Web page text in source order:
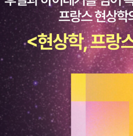
각에 비할 바 없이 강하다. 김소월의 시
설화와 새타령 등 우리의 사유로 빚어진
의 상상력을 길어올린다. 그 실천적 노
나. 이지훈에 관한 글이 내용들이 바슐
라 바슐라르의 책들을 먼저 나열해